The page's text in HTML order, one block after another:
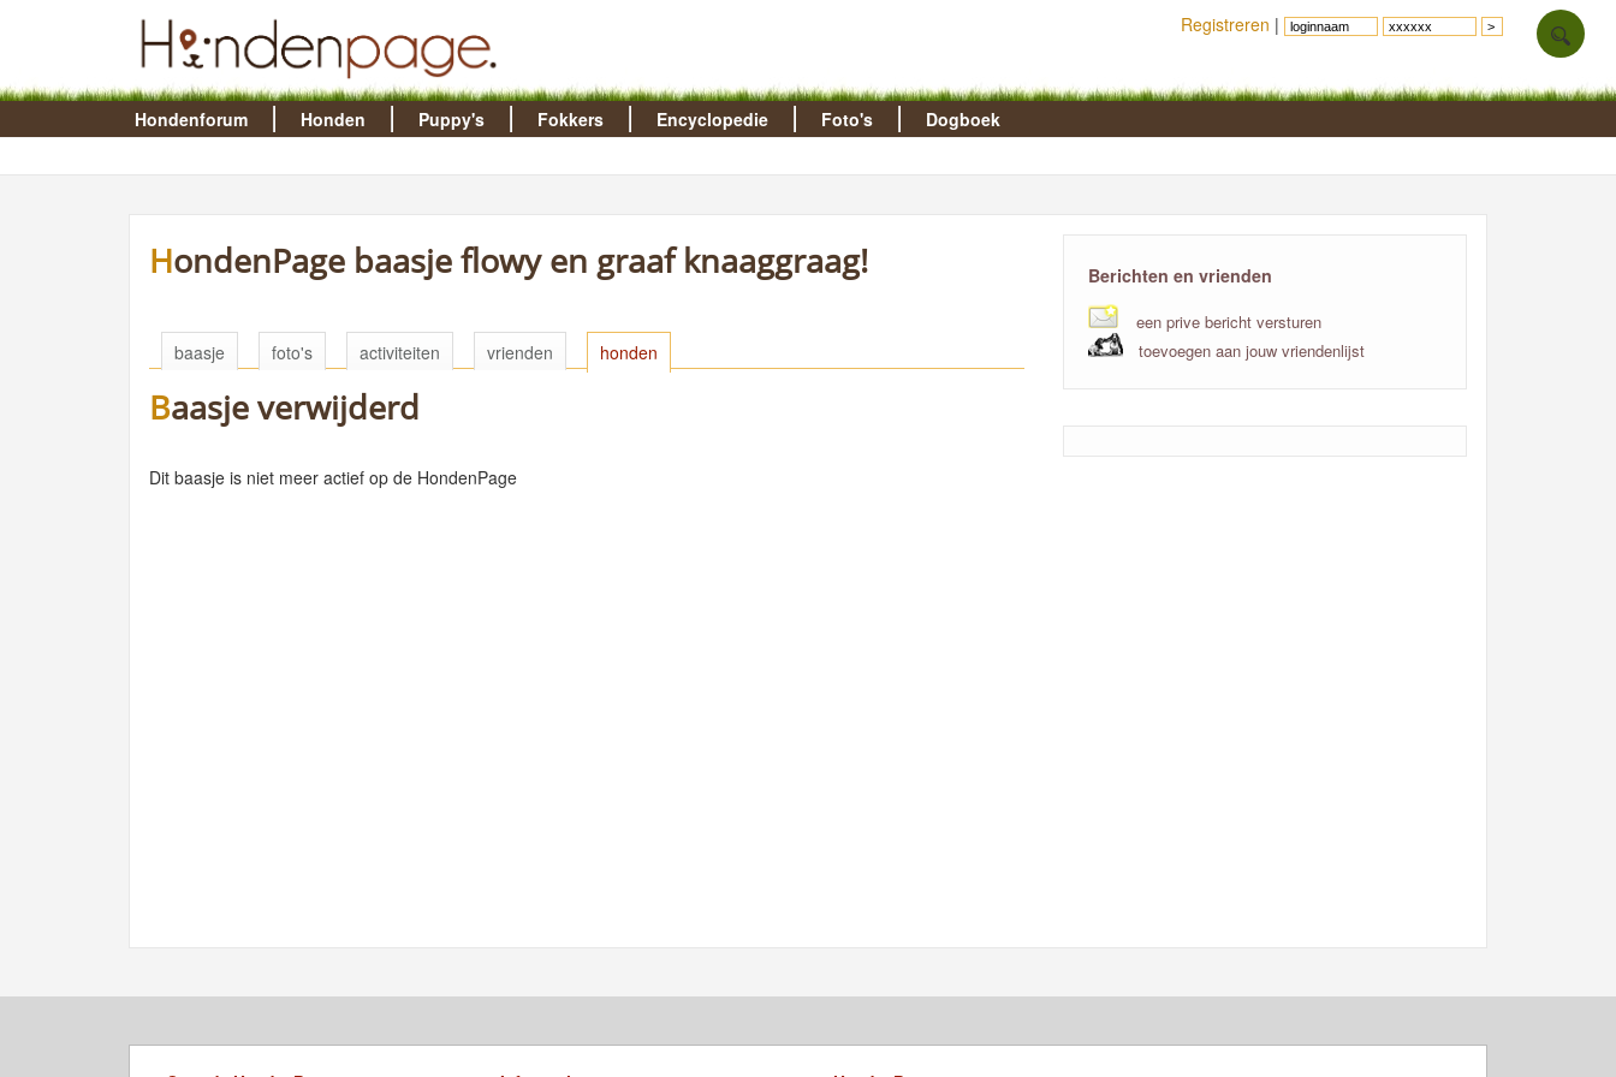
Hondenforum Honden Puppy's Fokkers Encyclopedie Foto's Dogboek
HondenPage baasje flowy en graaf knaaggraag!
baasje foto's activiteiten vrienden honden
Baasje verwijderd
Dit baasje is niet meer actief op de HondenPage
Berichten en vrienden
een prive bericht versturen
toevoegen aan jouw vriendenlijst
Registreren |